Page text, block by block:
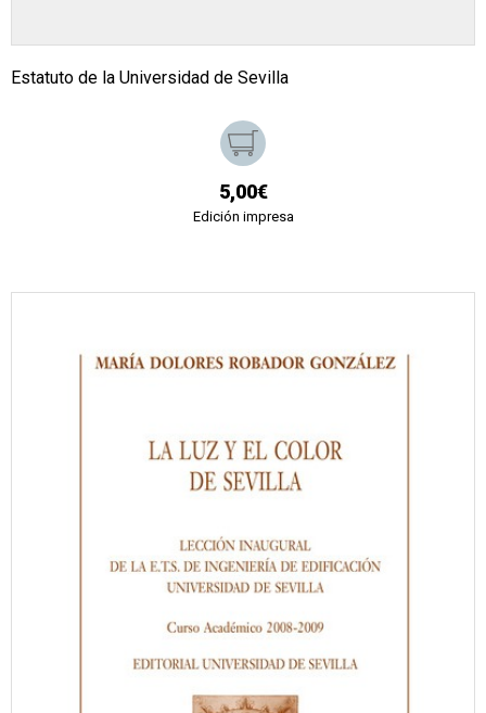
Estatuto de la Universidad de Sevilla
5,00€
Edición impresa